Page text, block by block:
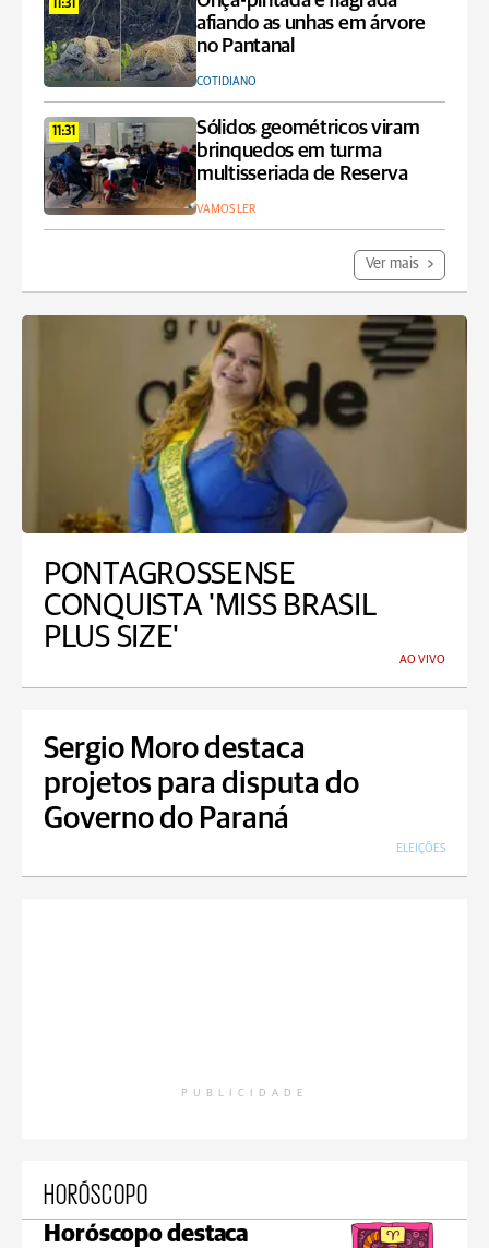
11:31
afiando as unhas em árvore
no Pantanal
COTIDIANO
11:31
Sólidos geométricos viram
brinquedos em turma
multisseriada de Reserva
VAMOS LER
Ver mais
PONTAGROSSENSE
CONQUISTA 'MISS BRASIL
PLUS SIZE'
AO VIVO
Sergio Moro destaca
projetos para disputa do
Governo do Paraná
ELEIÇÕES
PUBLICIDADE
HORÓSCOPO
Horóscopo destaca